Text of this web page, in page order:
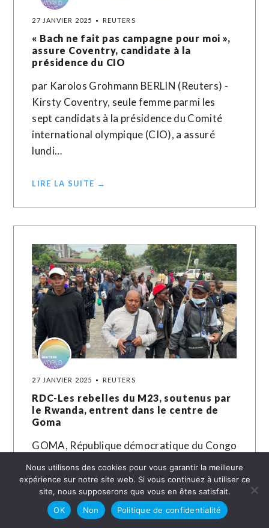
27 JANVIER 2025 REUTERS
« Bach ne fait pas campagne pour moi »,
assure Coventry, candidate à la
présidence du CIO
par Karolos Grohmann BERLIN (Reuters) -
Kirsty Coventry, seule femme parmi les
sept candidats à la présidence du Comité
international olympique (CIO), a assuré
lundi…
LIRE LA SUITE →
27 JANVIER 2025 REUTERS
RDC-Les rebelles du M23, soutenus par
le Rwanda, entrent dans le centre de
Goma
GOMA, République démocratique du Congo
(Reuters) - Les rebelles du M23, soutenus
par le Rwanda, sont entrés lundi dans le
centre de Goma, la plus…
Nous utilisons des cookies pour vous garantir la meilleure
expérience sur notre site web. Si vous continuez à utiliser ce
site, nous supposerons que vous en êtes satisfait.
OK
Non Politique de confidentialité